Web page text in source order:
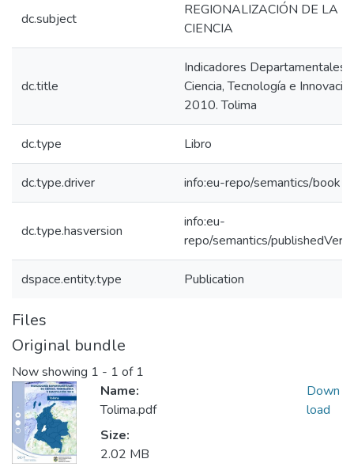
dc.subject
REGIONALIZACIÓN DE LA
CIENCIA
dc.title
Indicadores Departamentales
Ciencia, Tecnología e
2010. Tolima
dc.type Libro
dc.type.driver info:eu-repo/semantics/book
dc.type.hasversion
info:eu-
repo/semantics/
dspace.entity.type Publication
Files
Original bundle
Now showing 1 - 1 of 1
Name:
Tolima.pdf
Size:
2.02 MB
Down
load